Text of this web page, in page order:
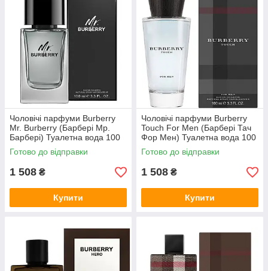
Чоловічі парфуми Burberry
Mr. Burberry (Барбері Мр.
Барбері) Туалетна вода 100
ml/мл
Готово до відправки
1 508 ₴
Купити
Чоловічі парфуми Burberry
Touch For Men (Барбері Тач
Фор Мен) Туалетна вода 100
ml/мл
Готово до відправки
1 508 ₴
Купити